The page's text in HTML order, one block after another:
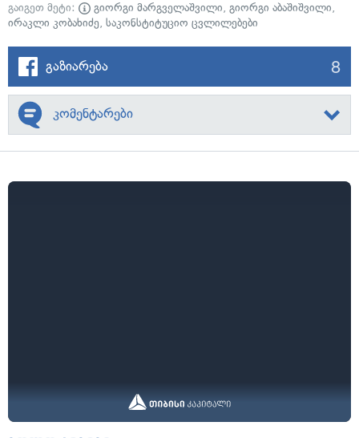
გაიგეთ მეტი: გიორგი მარგველაშვილი, გიორგი აბაშიშვილი,
ირაკლი კობახიძე, საკონსტიტუციო ცვლილებები
გაზიარება 8
კომენტარები